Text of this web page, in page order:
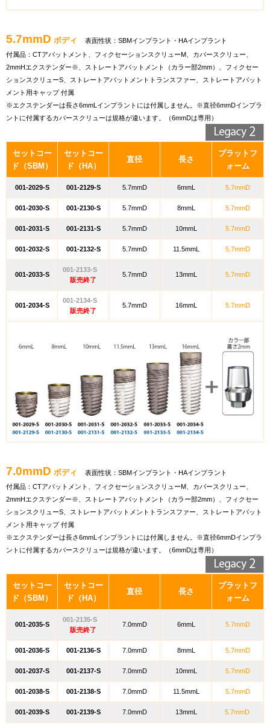
5.7mmD ボディ
表面性状：SBMインプラント・HAインプラント
付属品：CTアバットメント、フィクセーションスクリューM、カバースクリュー、
2mmHエクステンダー※、ストレートアバットメント（カラー部2mm）、フィクセー
ションスクリューS、ストレートアバットメントトランスファー、ストレートアバット
メント用キャップ 付属
※エクステンダーは長さ6mmLインプラントには付属しません。※直径6mmDインプラ
ントに付属するカバースクリューは規格が違います。（6mmDは専用）
セットコー
ド（SBM）
セットコー
ド（HA）
直径 長さ
プラットフ
ォーム
001-2029-S 001-2129-S 5.7mmD 6mmL 5.7mmD
001-2030-S 001-2130-S 5.7mmD 8mmL 5.7mmD
001-2031-S 001-2131-S 5.7mmD 10mmL 5.7mmD
001-2032-S 001-2132-S 5.7mmD 11.5mmL 5.7mmD
001-2033-S
001-2133-S
販売終了
5.7mmD 13mmL 5.7mmD
001-2034-S
001-2134-S
販売終了
5.7mmD 16mmL 5.7mmD
7.0mmD ボディ
表面性状：SBMインプラント・HAインプラント
付属品：CTアバットメント、フィクセーションスクリューM、カバースクリュー、
2mmHエクステンダー※、ストレートアバットメント（カラー部2mm）、フィクセー
ションスクリューS、ストレートアバットメントトランスファー、ストレートアバット
メント用キャップ 付属
※エクステンダーは長さ6mmLインプラントには付属しません。※直径6mmDインプラ
ントに付属するカバースクリューは規格が違います。（6mmDは専用）
セットコー
ド（SBM）
セットコー
ド（HA）
直径 長さ
プラットフ
ォーム
001-2035-S
001-2135-S
販売終了
7.0mmD 6mmL 5.7mmD
001-2036-S 001-2136-S 7.0mmD 8mmL 5.7mmD
001-2037-S 001-2137-S 7.0mmD 10mmL 5.7mmD
001-2038-S 001-2138-S 7.0mmD 11.5mmL 5.7mmD
001-2039-S 001-2139-S 7.0mmD 13mmL 5.7mmD